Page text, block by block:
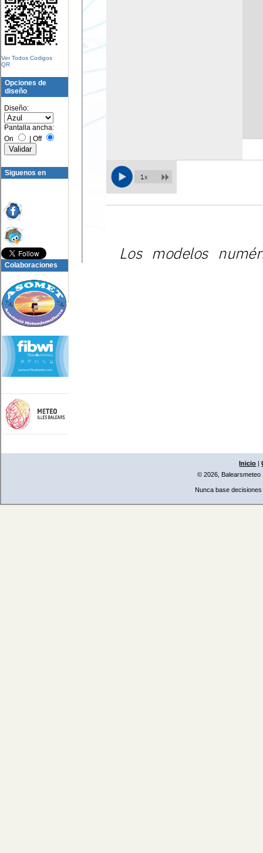
Ver Todos Codigos
QR
Opciones de
diseño
Diseño:
Pantalla ancha:
On
Off
Siguenos en
Colaboraciones
Inicio |
© 2026, Balearsmeteo
Nunca base